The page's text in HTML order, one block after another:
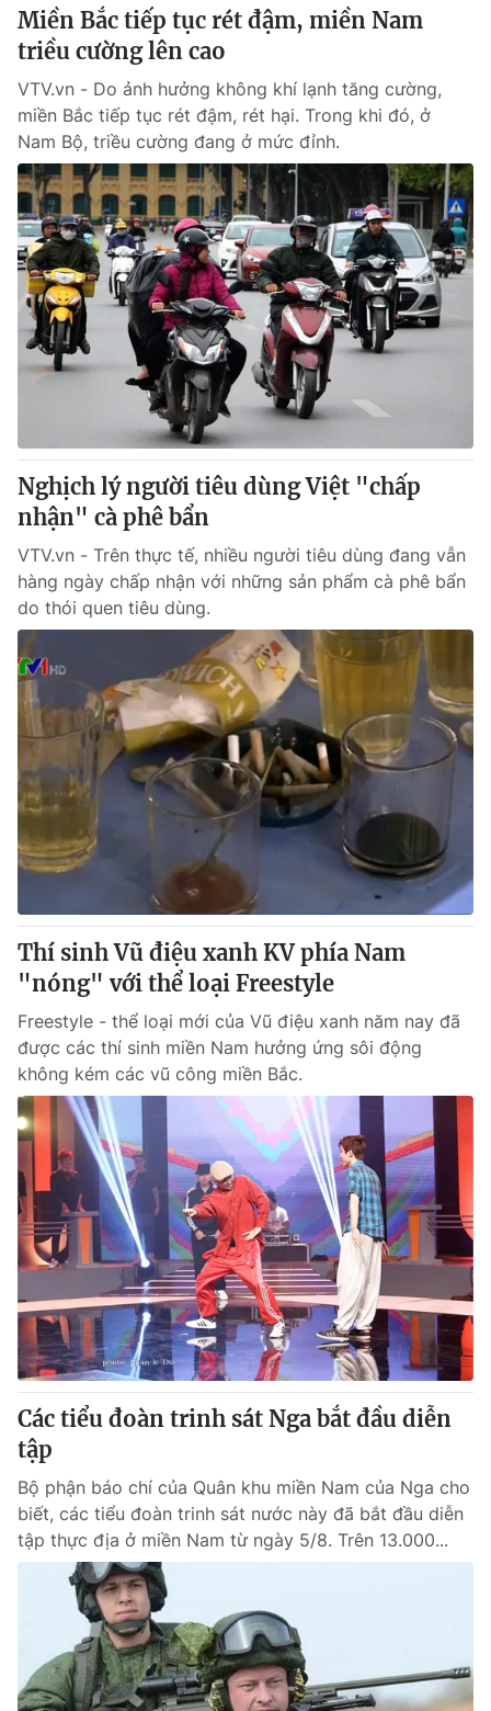
Miền Bắc tiếp tục rét đậm, miền Nam
triều cường lên cao
VTV.vn - Do ảnh hưởng không khí lạnh tăng cường,
miền Bắc tiếp tục rét đậm, rét hại. Trong khi đó, ở
Nam Bộ, triều cường đang ở mức đỉnh.
Nghịch lý người tiêu dùng Việt "chấp
nhận" cà phê bẩn
VTV.vn - Trên thực tế, nhiều người tiêu dùng đang vẫn
hàng ngày chấp nhận với những sản phẩm cà phê bẩn
do thói quen tiêu dùng.
Thí sinh Vũ điệu xanh KV phía Nam
"nóng" với thể loại Freestyle
Freestyle - thể loại mới của Vũ điệu xanh năm nay đã
được các thí sinh miền Nam hưởng ứng sôi động
không kém các vũ công miền Bắc.
Các tiểu đoàn trinh sát Nga bắt đầu diễn
tập
Bộ phận báo chí của Quân khu miền Nam của Nga cho
biết, các tiểu đoàn trinh sát nước này đã bắt đầu diễn
tập thực địa ở miền Nam từ ngày 5/8. Trên 13.000...